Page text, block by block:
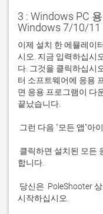
3 : Windows PC
Windows 7/10/11
이제 설치 한 에뮬레이
시오. 지금 입력하십시
다. 그것을 클릭하십시
터 소프트웨어에 응용
면 응용 프로그램이 다
시작하십시오.